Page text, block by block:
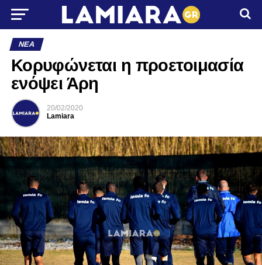
ΝΈΑ
Κορυφώνεται η προετοιμασία
ενόψει Άρη
20/02/2020
Lamiara